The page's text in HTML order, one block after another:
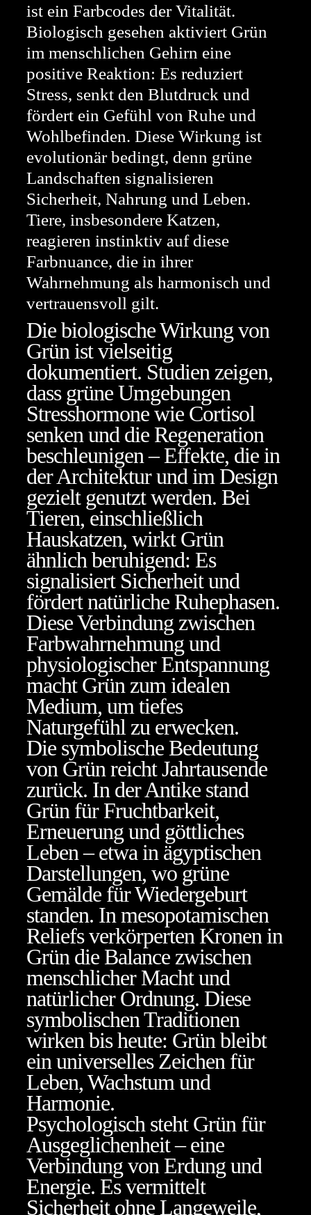
ist ein Farbcodes der Vitalität.
Biologisch gesehen aktiviert Grün
im menschlichen Gehirn eine
positive Reaktion: Es reduziert
Stress, senkt den Blutdruck und
fördert ein Gefühl von Ruhe und
Wohlbefinden. Diese Wirkung ist
evolutionär bedingt, denn grüne
Landschaften signalisieren
Sicherheit, Nahrung und Leben.
Tiere, insbesondere Katzen,
reagieren instinktiv auf diese
Farbnuance, die in ihrer
Wahrnehmung als harmonisch und
vertrauensvoll gilt.
Die biologische Wirkung von
Grün ist vielseitig
dokumentiert. Studien zeigen,
dass grüne Umgebungen
Stresshormone wie Cortisol
senken und die Regeneration
beschleunigen – Effekte, die in
der Architektur und im Design
gezielt genutzt werden. Bei
Tieren, einschließlich
Hauskatzen, wirkt Grün
ähnlich beruhigend: Es
signalisiert Sicherheit und
fördert natürliche Ruhephasen.
Diese Verbindung zwischen
Farbwahrnehmung und
physiologischer Entspannung
macht Grün zum idealen
Medium, um tiefes
Naturgefühl zu erwecken.
Die symbolische Bedeutung
von Grün reicht Jahrtausende
zurück. In der Antike stand
Grün für Fruchtbarkeit,
Erneuerung und göttliches
Leben – etwa in ägyptischen
Darstellungen, wo grüne
Gemälde für Wiedergeburt
standen. In mesopotamischen
Reliefs verkörperten Kronen in
Grün die Balance zwischen
menschlicher Macht und
natürlicher Ordnung. Diese
symbolischen Traditionen
wirken bis heute: Grün bleibt
ein universelles Zeichen für
Leben, Wachstum und
Harmonie.
Psychologisch steht Grün für
Ausgeglichenheit – eine
Verbindung von Erdung und
Energie. Es vermittelt
Sicherheit ohne Langeweile,